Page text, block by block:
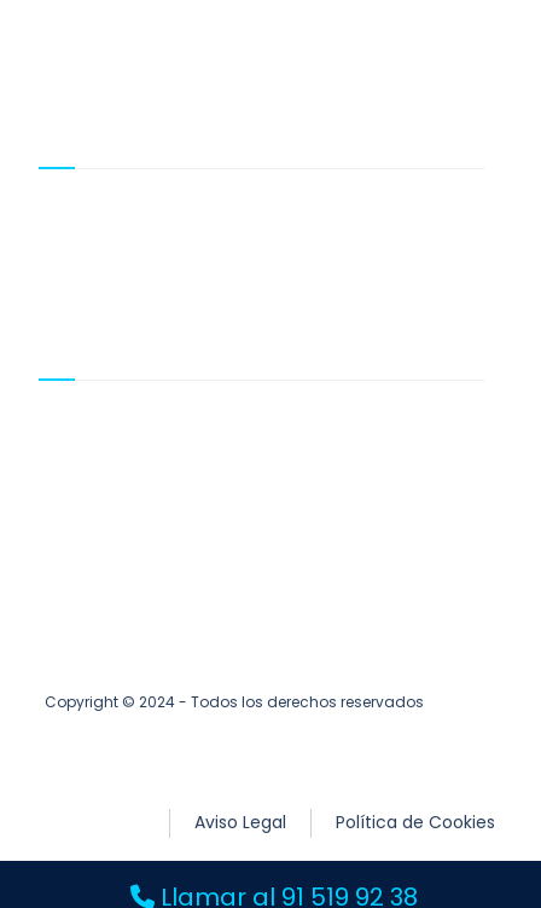
Copyright © 2024 - Todos los derechos reservados
Política de Cookies
Aviso Legal
Llamar al 91 519 92 38